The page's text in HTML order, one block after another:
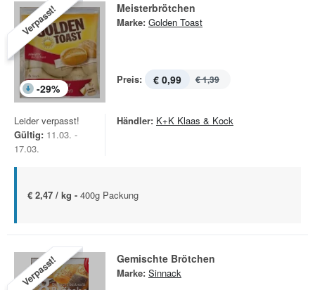
Verpasst!
-29%
Meisterbrötchen
Marke: Golden Toast
Preis: € 0,99 € 1,39
Leider verpasst!
Gültig: 11.03. -
17.03.
Händler: K+K Klaas & Kock
€ 2,47 / kg - 400g Packung
Verpasst! Gemischte Brötchen
Marke: Sinnack